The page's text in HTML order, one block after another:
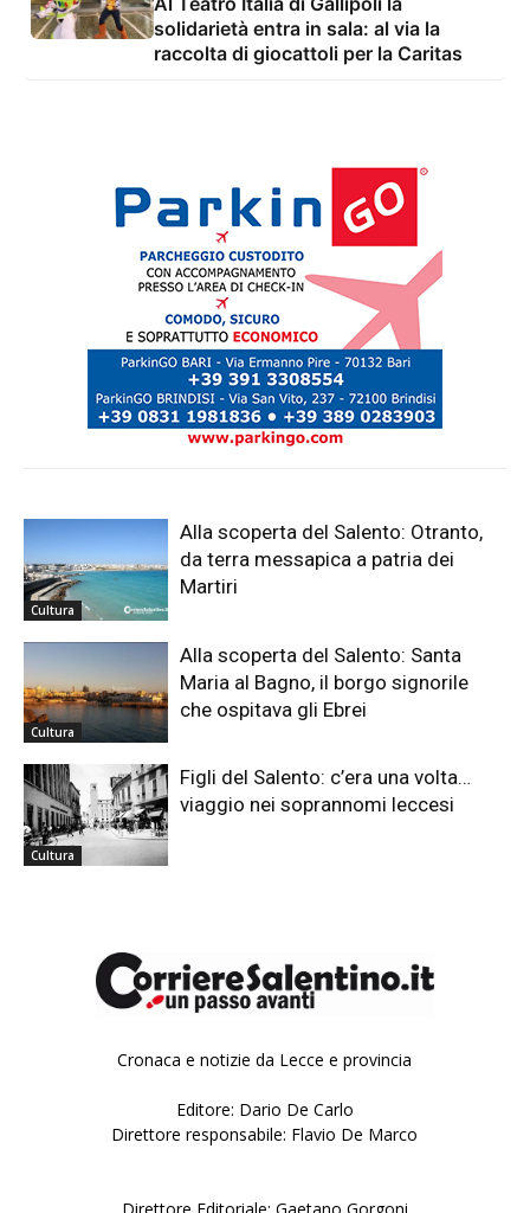
solidarietà entra in sala: al via la
raccolta di giocattoli per la Caritas
Cultura
Alla scoperta del Salento: Otranto,
da terra messapica a patria dei
Martiri
Cultura
Alla scoperta del Salento: Santa
Maria al Bagno, il borgo signorile
che ospitava gli Ebrei
Cultura
Figli del Salento: c’era una volta…
viaggio nei soprannomi leccesi
Cronaca e notizie da Lecce e provincia
Editore: Dario De Carlo
Direttore responsabile: Flavio De Marco